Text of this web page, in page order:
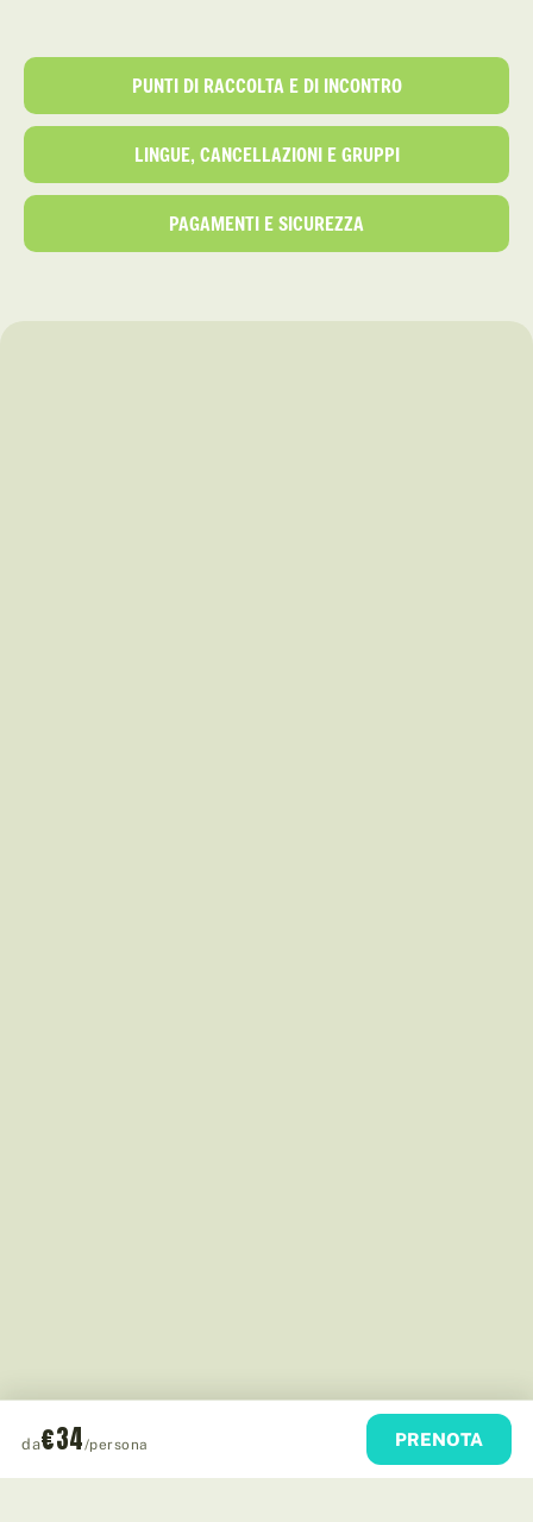
da€34/persona PRENOTA
PUNTI DI RACCOLTA E DI INCONTRO
LINGUE, CANCELLAZIONI E GRUPPI
PAGAMENTI E SICUREZZA